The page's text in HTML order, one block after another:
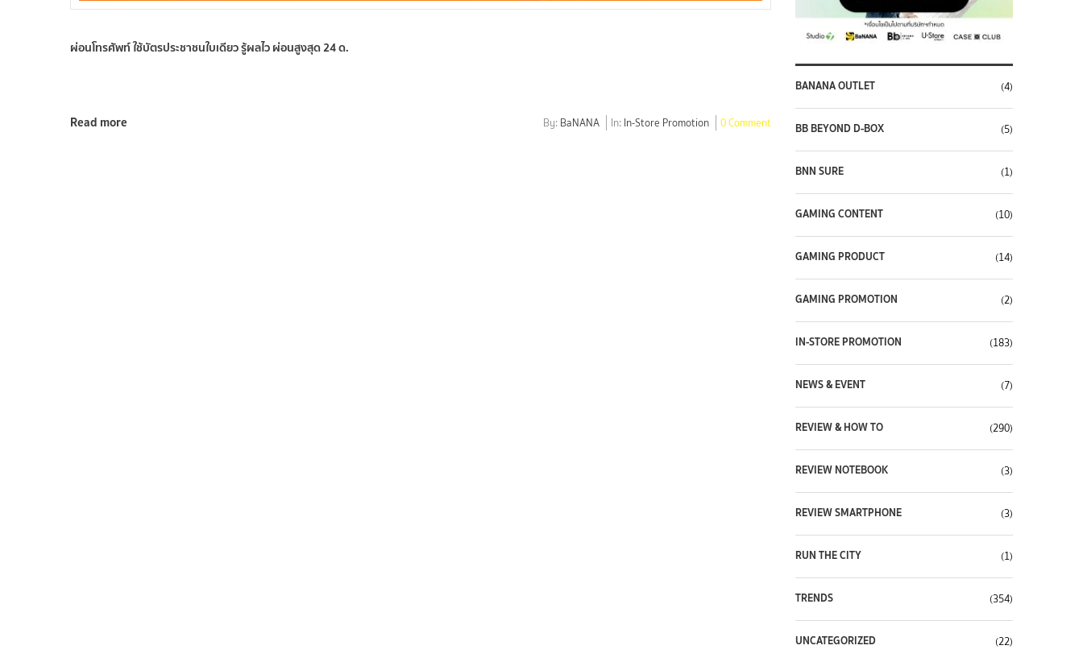
ผ่อนโทรศัพท์ ใช้บัตรประชาชนใบเดียว รู้ผลไว ผ่อนสูงสุด 24 ด.
Read more By: BaNANA In: In-Store Promotion 0 Comment
BANANA OUTLET (4)
BB BEYOND D-BOX (5)
BNN SURE (1)
GAMING CONTENT (10)
GAMING PRODUCT (14)
GAMING PROMOTION (2)
IN-STORE PROMOTION (183)
NEWS & EVENT (7)
REVIEW & HOW TO (290)
REVIEW NOTEBOOK (3)
REVIEW SMARTPHONE (3)
RUN THE CITY (1)
TRENDS (354)
UNCATEGORIZED (22)